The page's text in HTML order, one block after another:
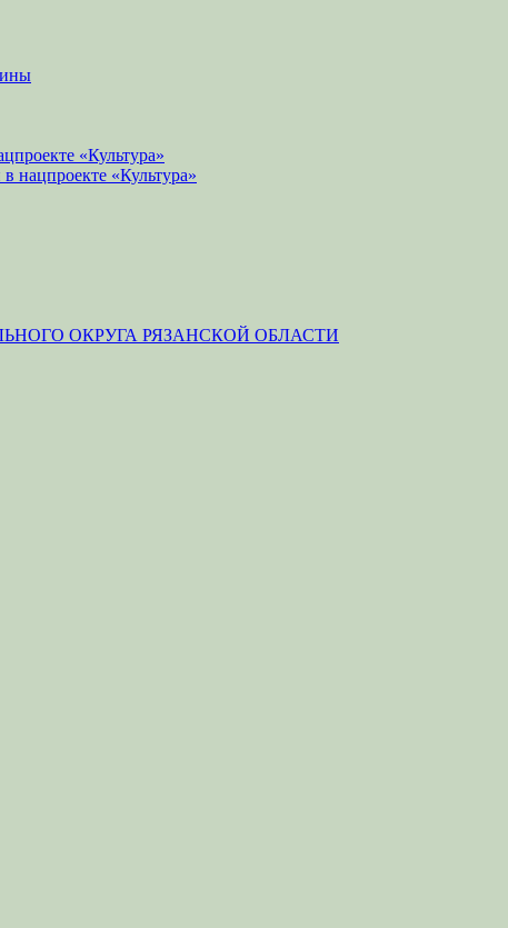
«Культура»
нацпроекте «Культура»
ОКРУГА РЯЗАНСКОЙ ОБЛАСТИ